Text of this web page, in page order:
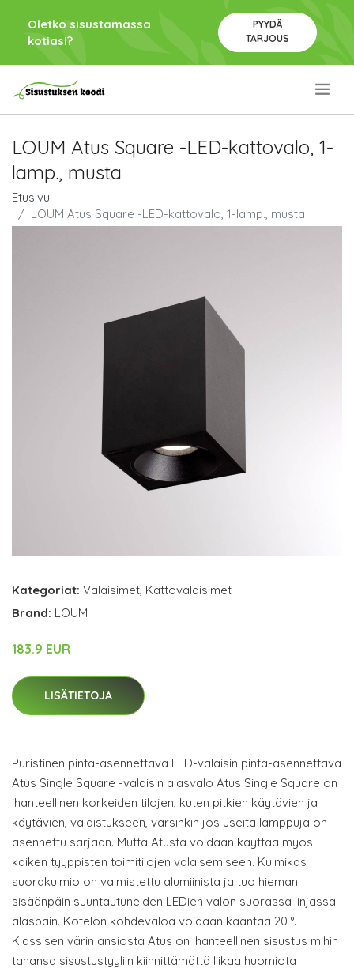
Oletko sisustamassa
kotiasi?
PYYDÄ
TARJOUS
LOUM Atus Square -LED-kattovalo, 1-
lamp., musta
Etusivu
LOUM Atus Square -LED-kattovalo, 1-lamp., musta
Kategoriat: Valaisimet, Kattovalaisimet
Brand: LOUM
183.9 EUR
LISÄTIETOJA
Puristinen pinta-asennettava LED-valaisin pinta-asennettava
Atus Single Square -valaisin alasvalo Atus Single Square on
ihanteellinen korkeiden tilojen, kuten pitkien käytävien ja
käytävien, valaistukseen, varsinkin jos useita lamppuja on
asennettu sarjaan. Mutta Atusta voidaan käyttää myös
kaiken tyyppisten toimitilojen valaisemiseen. Kulmikas
suorakulmio on valmistettu alumiinista ja tuo hieman
sisäänpäin suuntautuneiden LEDien valon suorassa linjassa
alaspäin. Kotelon kohdevaloa voidaan kääntää 20 °.
Klassisen värin ansiosta Atus on ihanteellinen sisustus mihin
tahansa sisustustyyliin kiinnittämättä liikaa huomiota